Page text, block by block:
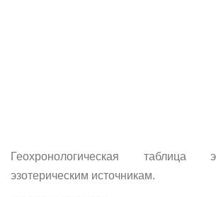
Геохронологическая таблица
эзотерическим источникам.